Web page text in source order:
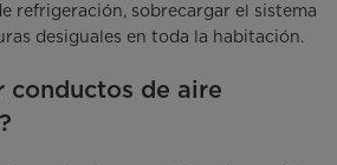
refrigeración, sobrecargar el sistema
desiguales en toda la habitación.
conductos de aire